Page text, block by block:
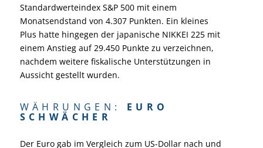
Standardwerteindex S&P 500 mit einem
Monatsendstand von 4.307 Punkten. Ein kleines
Plus hatte hingegen der japanische NIKKEI 225 mit
einem Anstieg auf 29.450 Punkte zu verzeichnen,
nachdem weitere fiskalische Unterstützungen in
Aussicht gestellt wurden.
WÄHRUNGEN: EURO
SCHWÄCHER
Der Euro gab im Vergleich zum US-Dollar nach und